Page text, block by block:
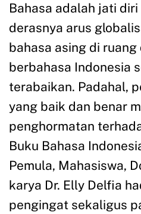
Bahasa adalah jati
derasnya arus
bahasa asing di
berbahasa Indonesia
terabaikan. Padahal,
yang baik dan benar
penghormatan
Buku Bahasa
Pemula, Mahasiswa,
karya Dr. Elly Delfia
pengingat sekaligus